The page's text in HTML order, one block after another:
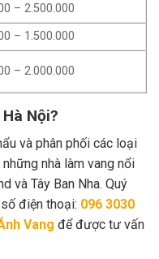
– 2.500.000
– 1.500.000
– 2.000.000
Nội?
và phân phối các loại
nhà làm vang nổi
và Tây Ban Nha. Quý
số điện thoại: 096 3030
Vang để được tư vấn